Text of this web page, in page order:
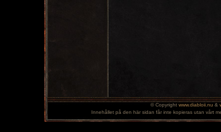
© Copyright www.diabloii.nu &
Innehållet på den här sidan får inte kopieras utan vårt